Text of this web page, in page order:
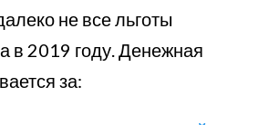
не все льготы
в 2019 году. Денежная
за: